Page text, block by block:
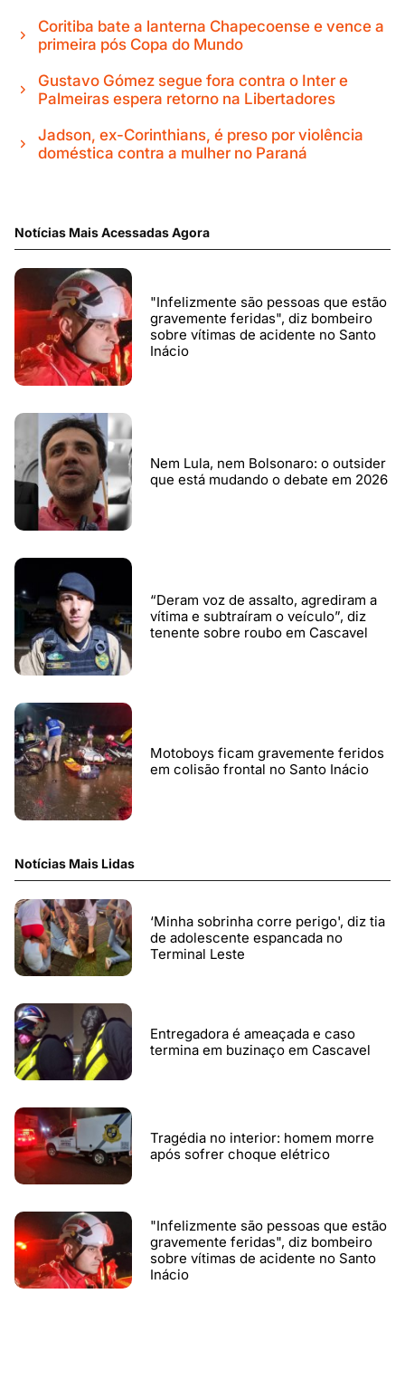
Coritiba bate a lanterna Chapecoense e vence a
primeira pós Copa do Mundo
Gustavo Gómez segue fora contra o Inter e
Palmeiras espera retorno na Libertadores
Jadson, ex-Corinthians, é preso por violência
doméstica contra a mulher no Paraná
Notícias Mais Acessadas Agora
"Infelizmente são pessoas que estão
gravemente feridas", diz bombeiro
sobre vítimas de acidente no Santo
Inácio
Nem Lula, nem Bolsonaro: o outsider
que está mudando o debate em 2026
“Deram voz de assalto, agrediram a
vítima e subtraíram o veículo”, diz
tenente sobre roubo em Cascavel
Motoboys ficam gravemente feridos
em colisão frontal no Santo Inácio
Notícias Mais Lidas
‘Minha sobrinha corre perigo', diz tia
de adolescente espancada no
Terminal Leste
Entregadora é ameaçada e caso
termina em buzinaço em Cascavel
Tragédia no interior: homem morre
após sofrer choque elétrico
"Infelizmente são pessoas que estão
gravemente feridas", diz bombeiro
sobre vítimas de acidente no Santo
Inácio